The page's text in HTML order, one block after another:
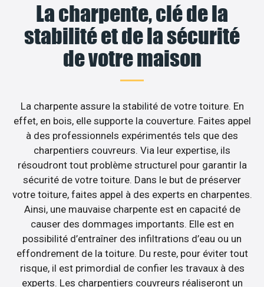
La charpente, clé de la
stabilité et de la sécurité
de votre maison
La charpente assure la stabilité de votre toiture. En
effet, en bois, elle supporte la couverture. Faites appel
à des professionnels expérimentés tels que des
charpentiers couvreurs. Via leur expertise, ils
résoudront tout problème structurel pour garantir la
sécurité de votre toiture. Dans le but de préserver
votre toiture, faites appel à des experts en charpentes.
Ainsi, une mauvaise charpente est en capacité de
causer des dommages importants. Elle est en
possibilité d’entraîner des infiltrations d’eau ou un
effondrement de la toiture. Du reste, pour éviter tout
risque, il est primordial de confier les travaux à des
experts. Les charpentiers couvreurs réaliseront un